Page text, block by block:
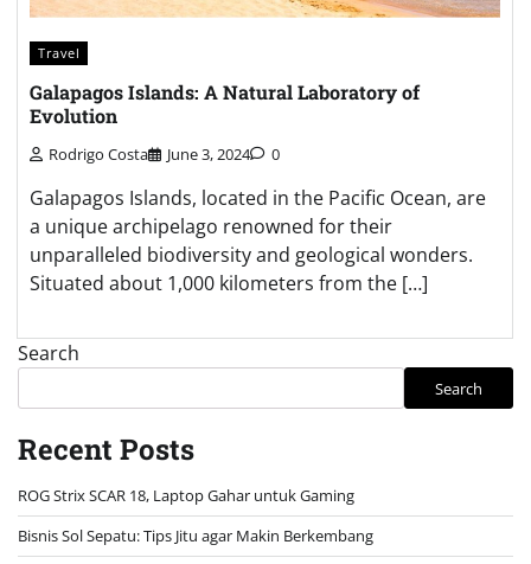
Travel
Galapagos Islands: A Natural Laboratory of
Evolution
Rodrigo Costa June 3, 2024 0
Galapagos Islands, located in the Pacific Ocean, are
a unique archipelago renowned for their
unparalleled biodiversity and geological wonders.
Situated about 1,000 kilometers from the […]
Search
Search
Recent Posts
ROG Strix SCAR 18, Laptop Gahar untuk Gaming
Bisnis Sol Sepatu: Tips Jitu agar Makin Berkembang